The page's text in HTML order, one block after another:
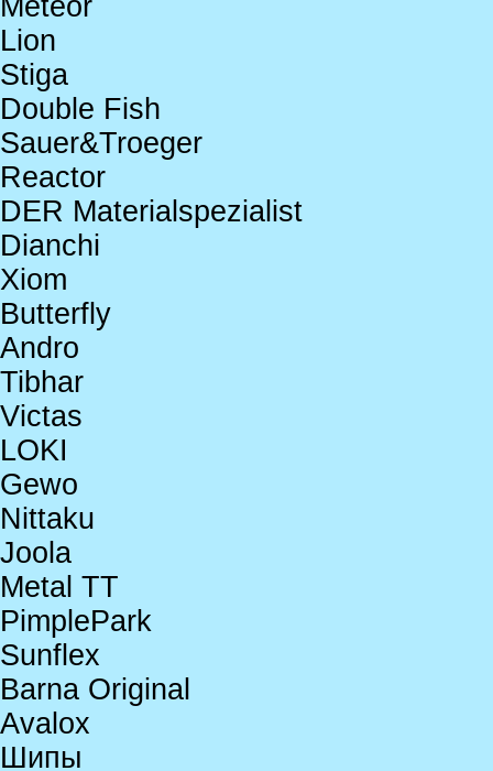
Lion
Stiga
Double Fish
Sauer&Troeger
Reactor
DER Materialspezialist
Dianchi
Xiom
Butterfly
Andro
Tibhar
Victas
LOKI
Gewo
Nittaku
Joola
Metal TT
PimplePark
Sunflex
Barna Original
Avalox
Шипы